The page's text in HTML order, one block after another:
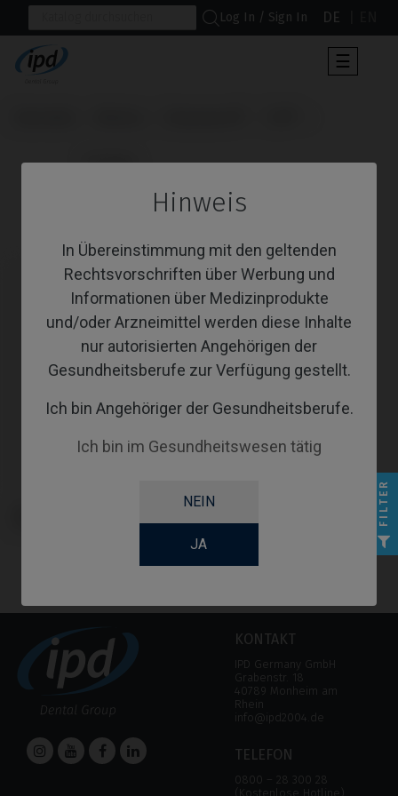
Hinweis
In Übereinstimmung mit den geltenden
Rechtsvorschriften über Werbung und
Informationen über Medizinprodukte
und/oder Arzneimittel werden diese Inhalte
nur autorisierten Angehörigen der
Gesundheitsberufe zur Verfügung gestellt.
Ich bin Angehöriger der Gesundheitsberufe.
Ich bin im Gesundheitswesen tätig
NEIN
JA
Log In / Sign In DE
der
☰
                      Analoge
KONTAKT
IPD Germany GmbH
Grabenstr. 18
40789 Monheim am
Rhein
info@ipd2004.de
TELEFON
0800 – 28 300 28
(Kostenlose Hotline)
FILTER